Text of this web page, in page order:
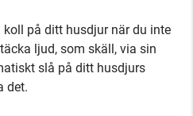
på ditt husdjur när du inte
ljud, som skäll, via sin
slå på ditt husdjurs
det.